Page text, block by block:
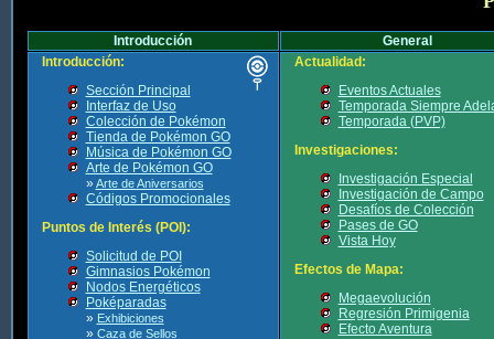
Introducción
General
Introducción:
Sección Principal
Interfaz de Uso
Colección de Pokémon
Tienda de Pokémon GO
Música de Pokémon GO
Arte de Pokémon GO
» Arte de Aniversarios
Códigos Promocionales
Puntos de Interés (POI):
Solicitud de POI
Gimnasios Pokémon
Nodos Energéticos
Poképaradas
» Exhibiciones
» Caza de Sellos
Actualidad:
Eventos Actuales
Temporada Siempre
Temporada (PVP)
Investigaciones:
Investigación Especial
Investigación de Campo
Desafíos de Colección
Pases de GO
Vista Hoy
Efectos de Mapa:
Megaevolución
Regresión Primigenia
Efecto Aventura